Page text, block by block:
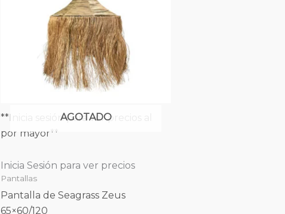
AGOTADO
**Inicia sesión para ver precios al
por mayor**
Inicia Sesión para ver precios
Pantallas
Pantalla de Seagrass Zeus
65×60/120